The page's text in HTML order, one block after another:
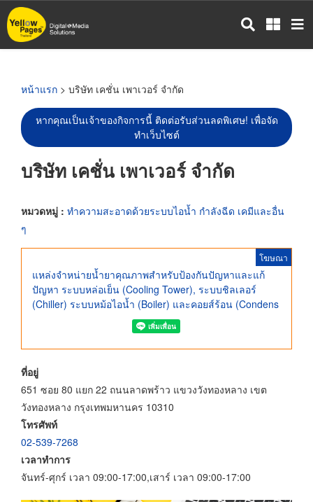
ข้าม
ไป
หน้าแรก > บริษัท เคชั่น เพาเวอร์ จำกัด
หากคุณเป็นเจ้าของกิจการนี้ ติดต่อรับส่วนลดพิเศษ! เพื่อจัด
ทำเว็บไซต์
บริษัท เคชั่น เพาเวอร์ จำกัด
หมวดหมู่ : ทำความสะอาดด้วยระบบไอน้ำ กำลังฉีด เคมีและอื่น
ๆ
โฆษณา
แหล่งจำหน่ายน้ำยาคุณภาพสำหรับป้องกันปัญหาและแก้
ปัญหา ระบบหล่อเย็น (Cooling Tower), ระบบชิลเลอร์
(Chiller) ระบบหม้อไอน้ำ (Boiler) และคอยส์ร้อน (Condens
ที่อยู่
651 ซอย 80 แยก 22 ถนนลาดพร้าว แขวงวังทองหลาง เขต
วังทองหลาง กรุงเทพมหานคร 10310
โทรศัพท์
02-539-7268
เวลาทำการ
จันทร์-ศุกร์ เวลา 09:00-17:00,เสาร์ เวลา 09:00-17:00